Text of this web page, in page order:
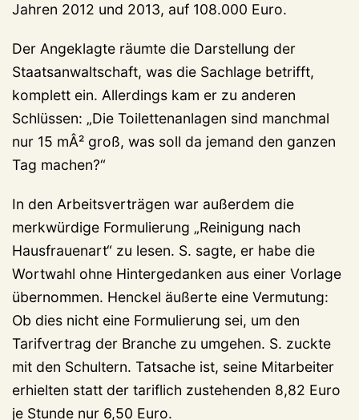
Jahren 2012 und 2013, auf 108.000 Euro.
Der Angeklagte räumte die Darstellung der
Staatsanwaltschaft, was die Sachlage betrifft,
komplett ein. Allerdings kam er zu anderen
Schlüssen: „Die Toilettenanlagen sind manchmal
nur 15 mÂ² groß, was soll da jemand den ganzen
Tag machen?“
In den Arbeitsverträgen war außerdem die
merkwürdige Formulierung „Reinigung nach
Hausfrauenart“ zu lesen. S. sagte, er habe die
Wortwahl ohne Hintergedanken aus einer Vorlage
übernommen. Henckel äußerte eine Vermutung:
Ob dies nicht eine Formulierung sei, um den
Tarifvertrag der Branche zu umgehen. S. zuckte
mit den Schultern. Tatsache ist, seine Mitarbeiter
erhielten statt der tariflich zustehenden 8,82 Euro
je Stunde nur 6,50 Euro.